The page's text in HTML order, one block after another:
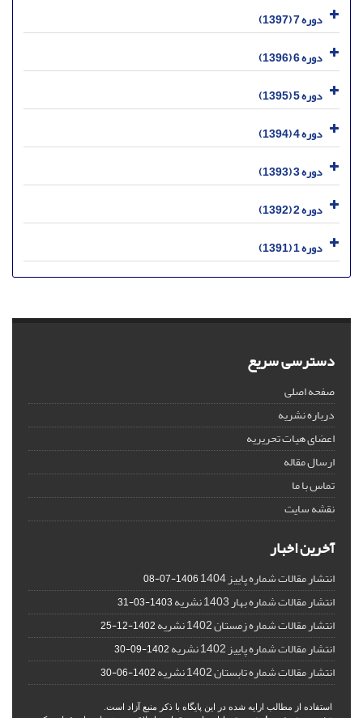
دوره 7 (1397)
دوره 6 (1396)
دوره 5 (1395)
دوره 4 (1394)
دوره 3 (1393)
دوره 2 (1392)
دوره 1 (1391)
دسترسی سریع
صفحه اصلی
درباره نشریه
اعضای هیات تحریریه
ارسال مقاله
تماس با ما
نقشه سایت
آخرین اخبار
انتشار مقالات شماره پاییز 1404 1406-07-08
انتشار مقالات شماره بهار 1403 نشریه 1403-03-31
انتشار مقالات شماره زمستان 1402 نشریه 1402-12-25
انتشار مقالات شماره پاییز 1402 نشریه 1402-09-30
انتشار مقالات شماره تابستان 1402 نشریه 1402-06-30
استفاده از مطالب ارایه شده در این پایگاه با ذکر منبع آزاد است.